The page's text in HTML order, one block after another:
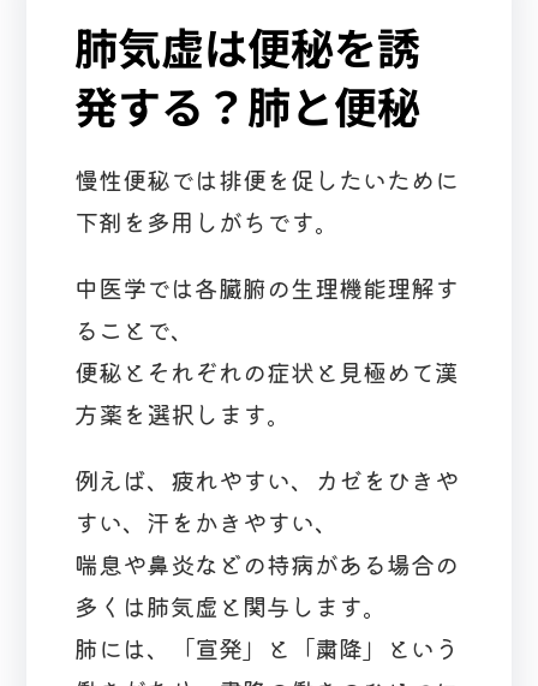
肺気虚は便秘を誘
発する？肺と便秘
慢性便秘では排便を促したいために
下剤を多用しがちです。
中医学では各臓腑の生理機能理解す
ることで、
便秘とそれぞれの症状と見極めて漢
方薬を選択します。
例えば、疲れやすい、カゼをひきや
すい、汗をかきやすい、
喘息や鼻炎などの持病がある場合の
多くは肺気虚と関与します。
肺には、「宣発」と「粛降」という